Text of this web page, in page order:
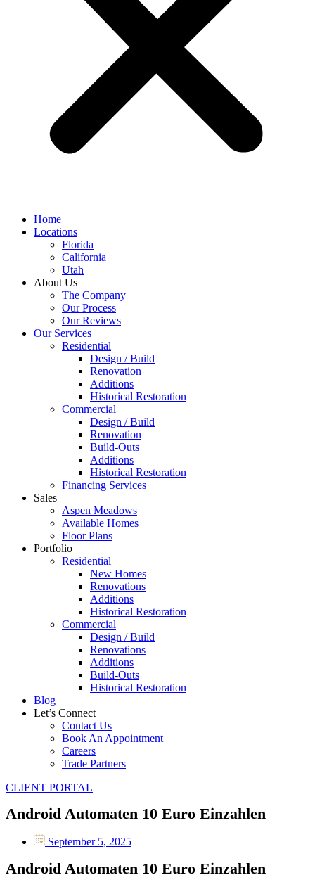
Home
Locations
Florida
California
Utah
About Us
The Company
Our Process
Our Reviews
Our Services
Residential
Design / Build
Renovation
Additions
Historical Restoration
Commercial
Design / Build
Renovation
Build-Outs
Additions
Historical Restoration
Financing Services
Sales
Aspen Meadows
Available Homes
Floor Plans
Portfolio
Residential
New Homes
Renovations
Additions
Historical Restoration
Commercial
Design / Build
Renovations
Additions
Build-Outs
Historical Restoration
Blog
Let’s Connect
Contact Us
Book An Appointment
Careers
Trade Partners
CLIENT PORTAL
Android Automaten 10 Euro Einzahlen
September 5, 2025
Android Automaten 10 Euro Einzahlen